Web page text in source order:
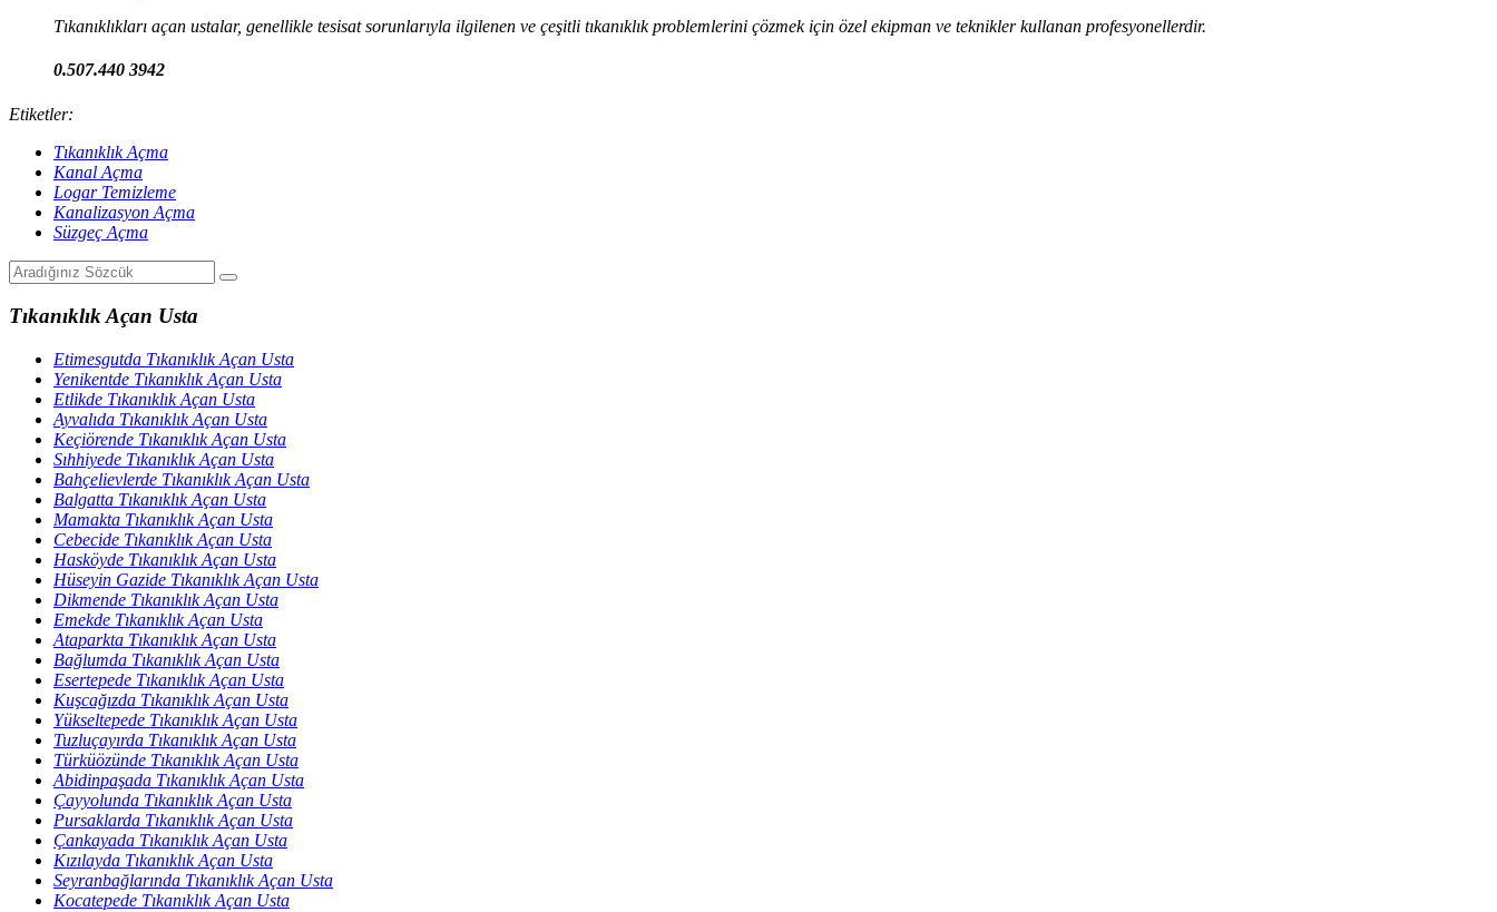
Tıkanıklıkları açan ustalar, genellikle tesisat sorunlarıyla ilgilenen ve çeşitli tıkanıklık problemlerini çözmek için özel ekipman ve teknikler kullanan profesyonellerdir.
0.507.440 3942
Etiketler:
Tıkanıklık Açma
Kanal Açma
Logar Temizleme
Kanalizasyon Açma
Süzgeç Açma
Tıkanıklık Açan Usta
Etimesgutda Tıkanıklık Açan Usta
Yenikentde Tıkanıklık Açan Usta
Etlikde Tıkanıklık Açan Usta
Ayvalıda Tıkanıklık Açan Usta
Keçiörende Tıkanıklık Açan Usta
Sıhhiyede Tıkanıklık Açan Usta
Bahçelievlerde Tıkanıklık Açan Usta
Balgatta Tıkanıklık Açan Usta
Mamakta Tıkanıklık Açan Usta
Cebecide Tıkanıklık Açan Usta
Hasköyde Tıkanıklık Açan Usta
Hüseyin Gazide Tıkanıklık Açan Usta
Dikmende Tıkanıklık Açan Usta
Emekde Tıkanıklık Açan Usta
Ataparkta Tıkanıklık Açan Usta
Bağlumda Tıkanıklık Açan Usta
Esertepede Tıkanıklık Açan Usta
Kuşcağızda Tıkanıklık Açan Usta
Yükseltepede Tıkanıklık Açan Usta
Tuzluçayırda Tıkanıklık Açan Usta
Türküözünde Tıkanıklık Açan Usta
Abidinpaşada Tıkanıklık Açan Usta
Çayyolunda Tıkanıklık Açan Usta
Pursaklarda Tıkanıklık Açan Usta
Çankayada Tıkanıklık Açan Usta
Kızılayda Tıkanıklık Açan Usta
Seyranbağlarında Tıkanıklık Açan Usta
Kocatepede Tıkanıklık Açan Usta